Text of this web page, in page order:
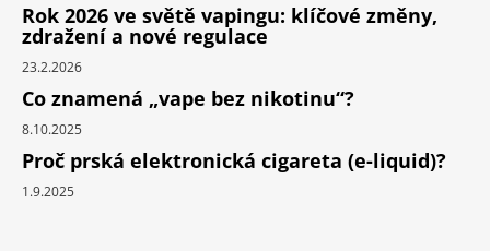
Rok 2026 ve světě vapingu: klíčové změny,
zdražení a nové regulace
23.2.2026
Co znamená „vape bez nikotinu“?
8.10.2025
Proč prská elektronická cigareta (e-liquid)?
1.9.2025